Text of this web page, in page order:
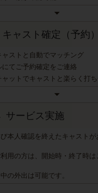
キャスト確定（予約）
ャストと自動でマッチング
にてご予約確定をご連絡
ャットでキャストと楽らく打
サービス実施
本人確認を終えたキャストが
用の方は、開始時・終了時は
の外出は可能です。